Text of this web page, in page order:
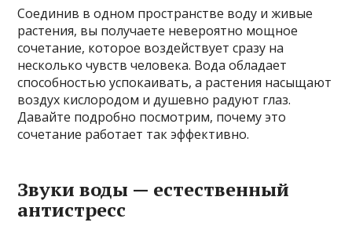
Соединив в одном пространстве воду и живые
растения, вы получаете невероятно мощное
сочетание, которое воздействует сразу на
несколько чувств человека. Вода обладает
способностью успокаивать, а растения насыщают
воздух кислородом и душевно радуют глаз.
Давайте подробно посмотрим, почему это
сочетание работает так эффективно.
Звуки воды — естественный
антистресс